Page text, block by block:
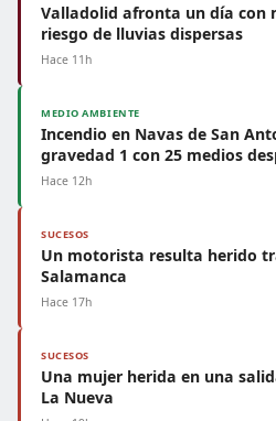
Valladolid afronta un día con
riesgo de lluvias dispersas
Hace 11h
MEDIO AMBIENTE
Incendio en Navas de San
gravedad 1 con 25 medios
Hace 12h
SUCESOS
Un motorista resulta herido
Salamanca
Hace 17h
SUCESOS
Una mujer herida en una
La Nueva